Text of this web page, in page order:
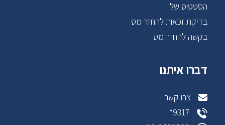
הסטטוס שלי
בדיקת זכאות להחזר מס
בקשה להחזר מס
דברו איתנו
צרו קשר
9317*